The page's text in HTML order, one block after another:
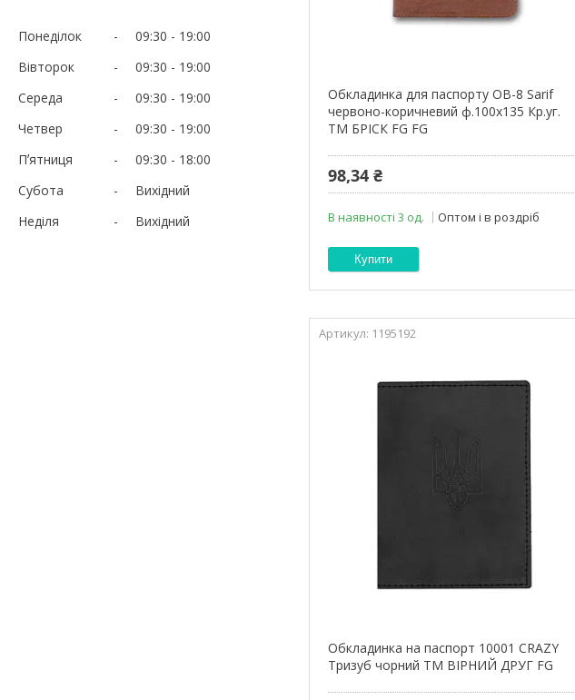
Понеділок 09:30
19:00
Вівторок
09:30
19:00
Середа
09:30
19:00
Четвер
09:30
19:00
Пʼятниця
09:30
18:00
Субота
Вихідний
Неділя
Вихідний
Обкладинка для паспорту ОВ-8 Sarif
червоно-коричневий ф.100х135 Кр.уг.
ТМ БРІСК FG FG
98,34 ₴
В наявності 3 од. Оптом і в роздріб
Купити
1195192
Обкладинка на паспорт 10001 CRAZY
Тризуб чорний ТМ ВІРНИЙ ДРУГ FG